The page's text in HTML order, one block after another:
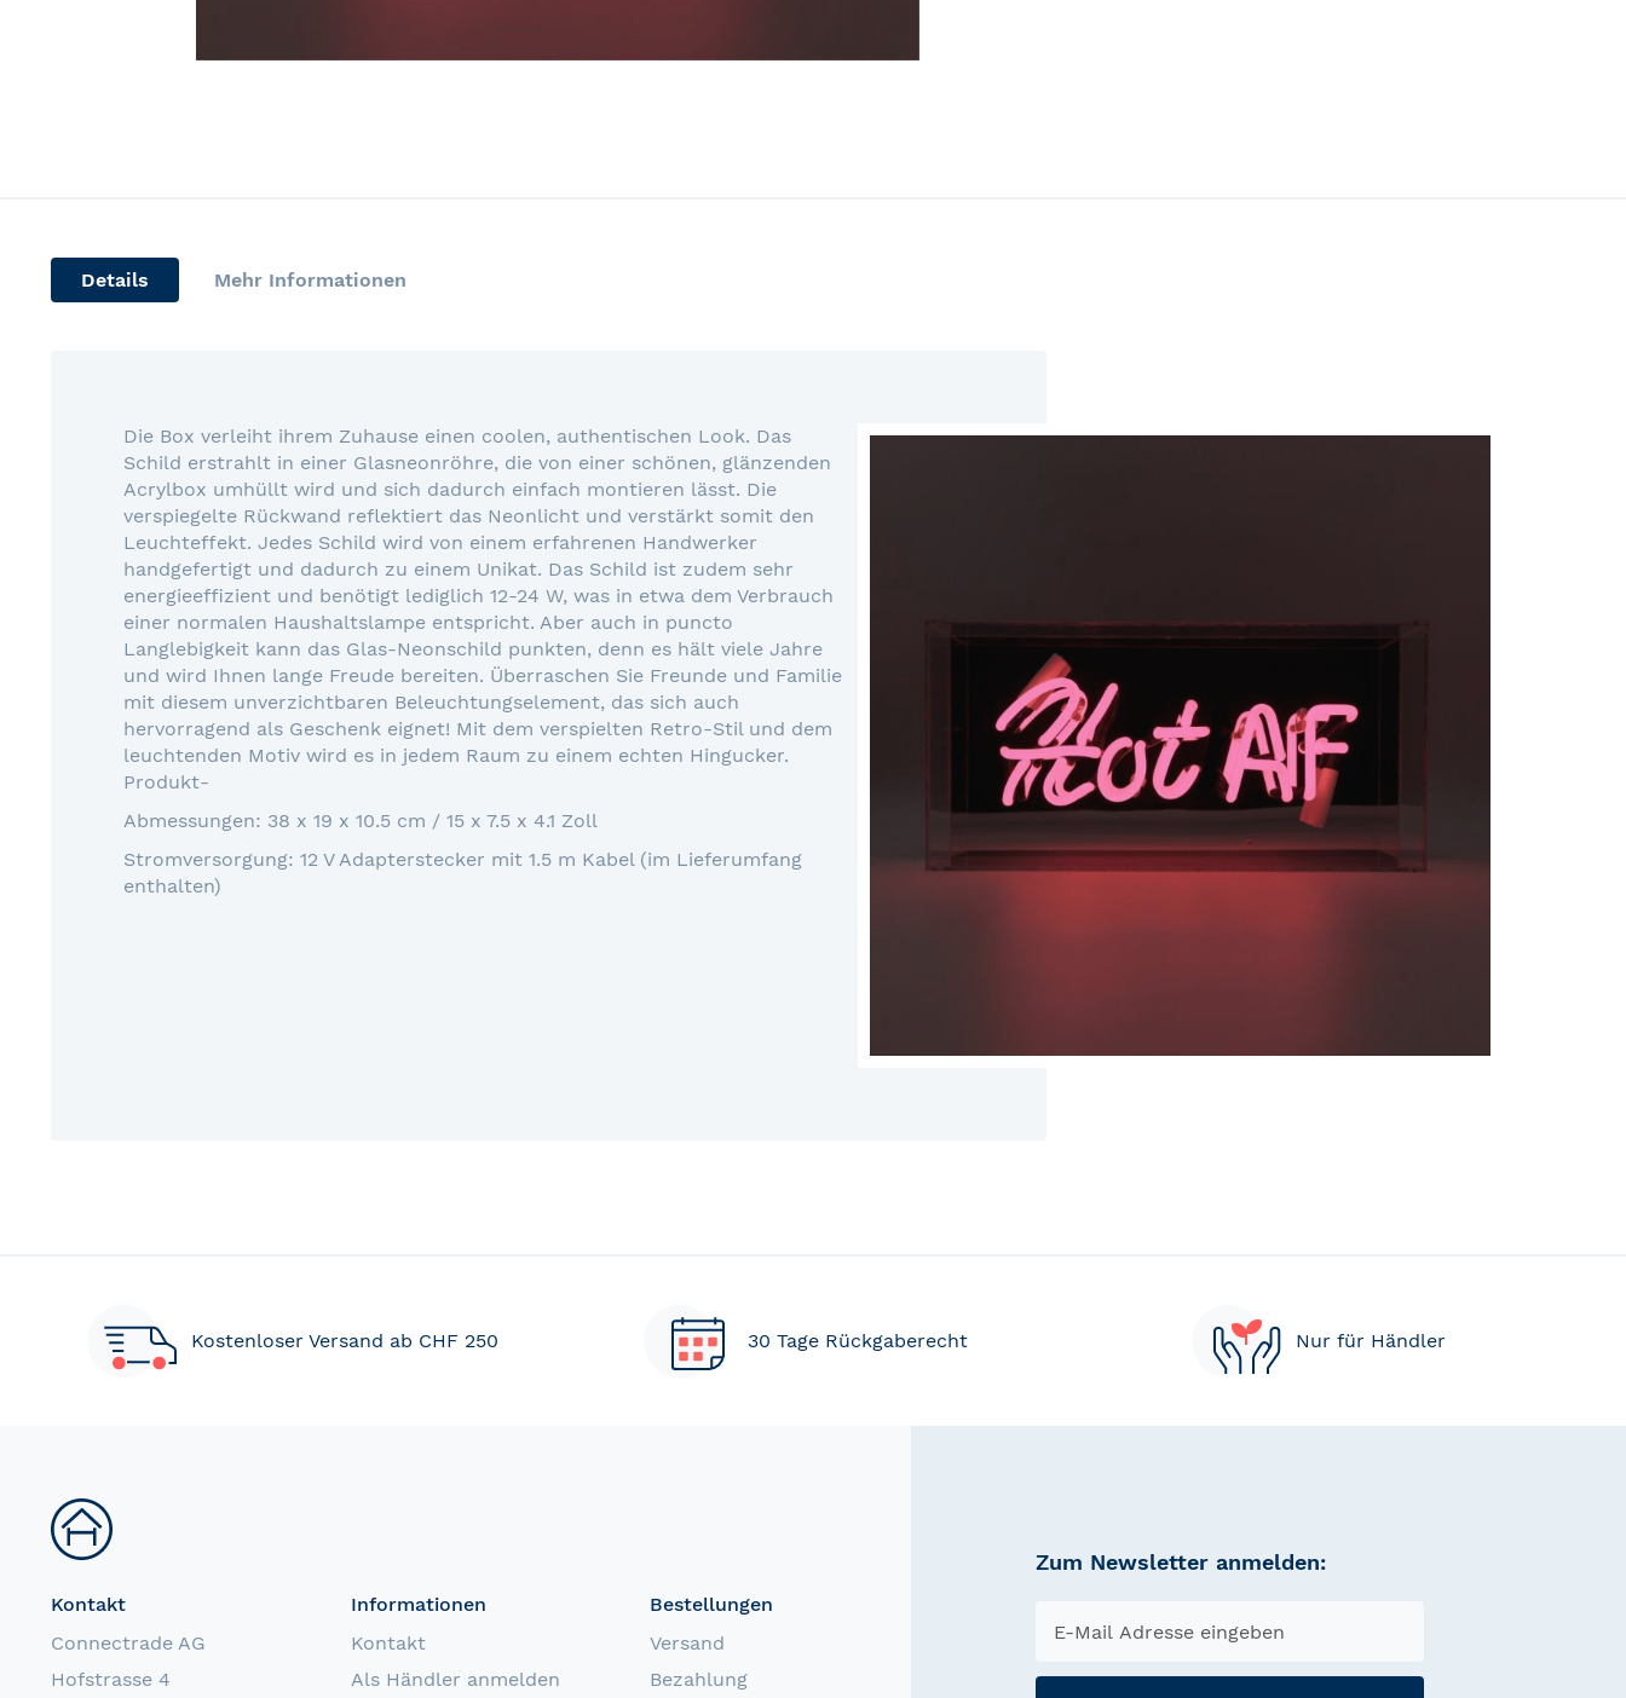
of
images
Details Mehr Informationen
Die Box verleiht ihrem Zuhause einen coolen, authentischen Look. Das
Schild erstrahlt in einer Glasneonröhre, die von einer schönen, glänzenden
Acrylbox umhüllt wird und sich dadurch einfach montieren lässt. Die
verspiegelte Rückwand reflektiert das Neonlicht und verstärkt somit den
Leuchteffekt. Jedes Schild wird von einem erfahrenen Handwerker
handgefertigt und dadurch zu einem Unikat. Das Schild ist zudem sehr
energieeffizient und benötigt lediglich 12-24 W, was in etwa dem Verbrauch
einer normalen Haushaltslampe entspricht. Aber auch in puncto
Langlebigkeit kann das Glas-Neonschild punkten, denn es hält viele Jahre
und wird Ihnen lange Freude bereiten. Überraschen Sie Freunde und Familie
mit diesem unverzichtbaren Beleuchtungselement, das sich auch
hervorragend als Geschenk eignet! Mit dem verspielten Retro-Stil und dem
leuchtenden Motiv wird es in jedem Raum zu einem echten Hingucker.
Produkt-
Abmessungen: 38 x 19 x 10.5 cm / 15 x 7.5 x 4.1 Zoll
Stromversorgung: 12 V Adapterstecker mit 1.5 m Kabel (im Lieferumfang
enthalten)
Kostenloser Versand ab CHF 250 30 Tage Rückgaberecht Nur für Händler
Kontakt
Connectrade AG
Hofstrasse 4
Informationen
Kontakt
Als Händler anmelden
Bestellungen
Versand
Bezahlung
Zum Newsletter anmelden: